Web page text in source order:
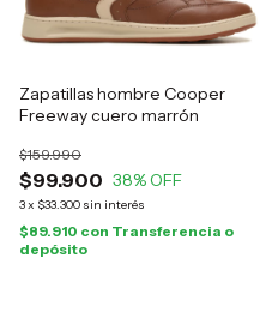
Zapatillas hombre Cooper
Freeway cuero marrón
$99.900
$159.990
38% OFF
3x $33.300 sin interés
$89.910 con Transferencia o
depósito